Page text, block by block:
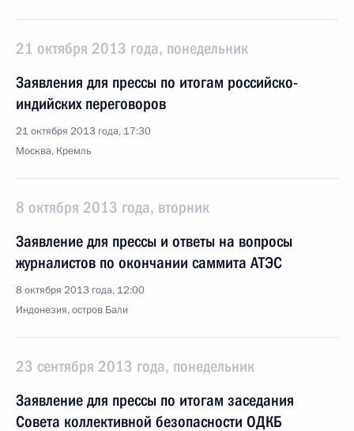
21 октября 2013 года, понедельник
Заявления для прессы по итогам российско-
индийских переговоров
21 октября 2013 года, 17:30
Москва, Кремль
8 октября 2013 года, вторник
Заявление для прессы и ответы на вопросы
журналистов по окончании саммита АТЭС
8 октября 2013 года, 12:00
Индонезия, остров Бали
23 сентября 2013 года, понедельник
Заявление для прессы по итогам заседания
Совета коллективной безопасности ОДКБ